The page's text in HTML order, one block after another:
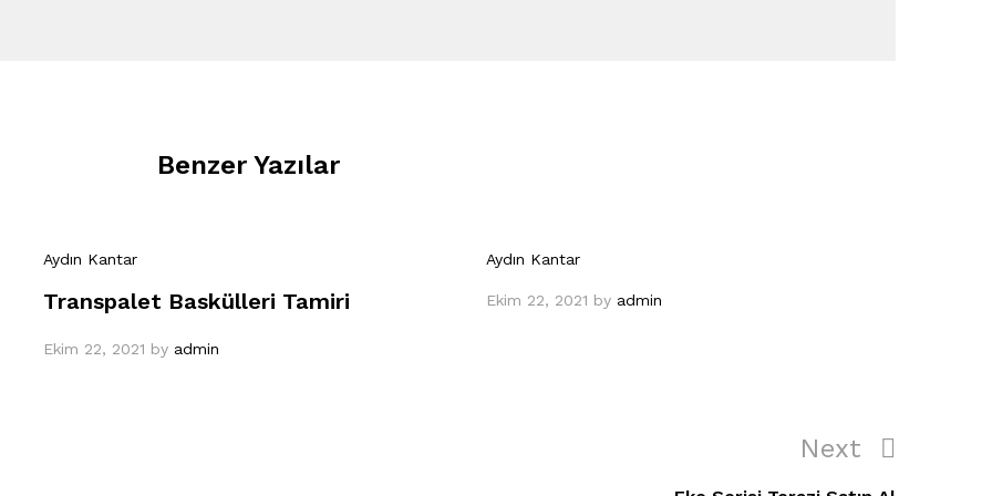
Benzer Yazılar
Aydın Kantar
Transpalet Baskülleri Tamiri
Ekim 22, 2021 by admin
Aydın Kantar
Ekim 22, 2021 by admin
Next
Post
Next